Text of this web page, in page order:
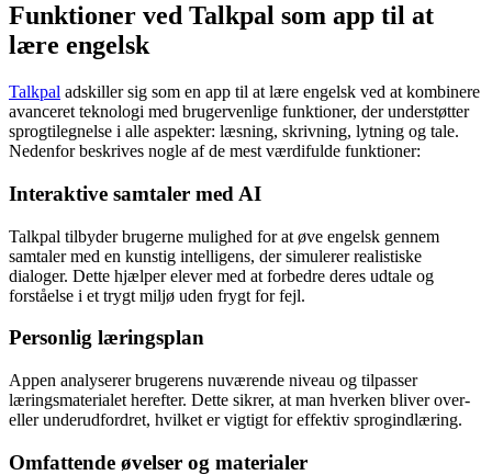
Funktioner ved Talkpal som app til at
lære engelsk
Talkpal adskiller sig som en app til at lære engelsk ved at kombinere
avanceret teknologi med brugervenlige funktioner, der understøtter
sprogtilegnelse i alle aspekter: læsning, skrivning, lytning og tale.
Nedenfor beskrives nogle af de mest værdifulde funktioner:
Interaktive samtaler med AI
Talkpal tilbyder brugerne mulighed for at øve engelsk gennem
samtaler med en kunstig intelligens, der simulerer realistiske
dialoger. Dette hjælper elever med at forbedre deres udtale og
forståelse i et trygt miljø uden frygt for fejl.
Personlig læringsplan
Appen analyserer brugerens nuværende niveau og tilpasser
læringsmaterialet herefter. Dette sikrer, at man hverken bliver over-
eller underudfordret, hvilket er vigtigt for effektiv sprogindlæring.
Omfattende øvelser og materialer